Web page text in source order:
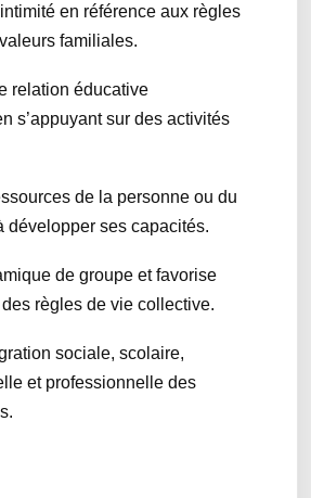
en référence aux règles
familiales.
relation éducative
s’appuyant sur des activités
de la personne ou du
développer ses capacités.
de groupe et favorise
des règles de vie collective.
sociale, scolaire,
et professionnelle des